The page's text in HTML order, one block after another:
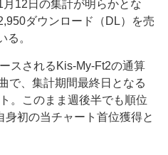
12日の集計が明らかとな
ダウンロード（DL）を売
る。
スされるKis-My-Ft2の通算
で、集計期間最終日となる
。このまま週後半でも順位
身初の当チャート首位獲得と